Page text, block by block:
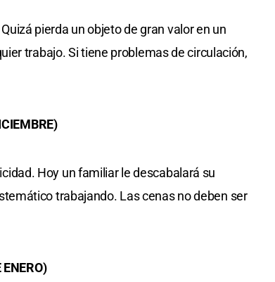
pierda un objeto de gran valor en un
trabajo. Si tiene problemas de circulación,
Hoy un familiar le descabalará su
trabajando. Las cenas no deben ser